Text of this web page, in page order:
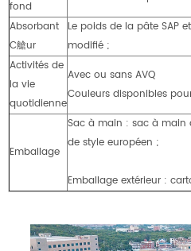
fond
Absorbant
C艙ur
Le poids de la pâte SAP
modifié ;
Activités de
la vie
quotidienne
Avec ou sans AVQ
Couleurs disponibles
Emballage
Sac à main : sac à main
de style européen ;
Emballage extérieur :